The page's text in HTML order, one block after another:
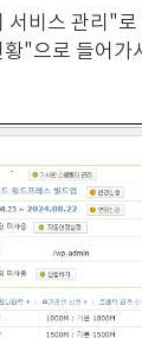
서비스 관리"
"으로 들어가